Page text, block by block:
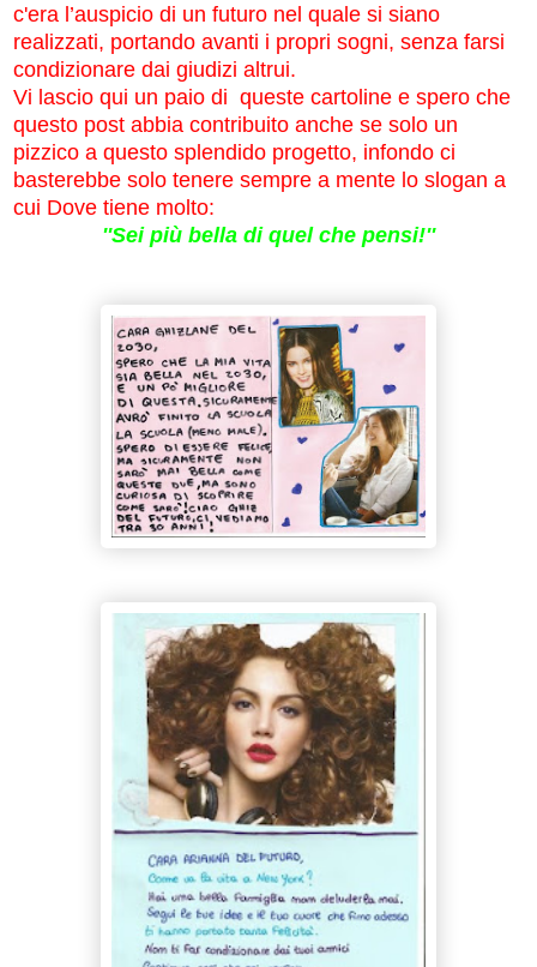
c'era l’auspicio di un futuro nel quale si siano
realizzati, portando avanti i propri sogni, senza farsi
condizionare dai giudizi altrui.
Vi lascio qui un paio di queste cartoline e spero che
questo post abbia contribuito anche se solo un
pizzico a questo splendido progetto, infondo ci
basterebbe solo tenere sempre a mente lo slogan a
cui Dove tiene molto:
''Sei più bella di quel che pensi!''